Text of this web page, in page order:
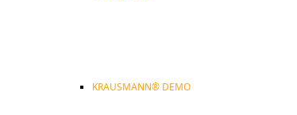
KRAUSMANN® DEMO